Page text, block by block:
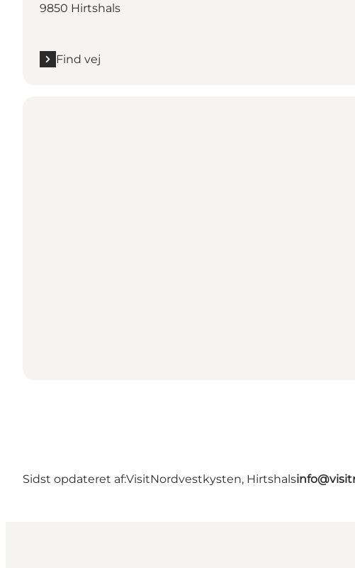
9850 Hirtshals
Find vej
Sidst opdateret af:VisitNordvestkysten, Hirtshals